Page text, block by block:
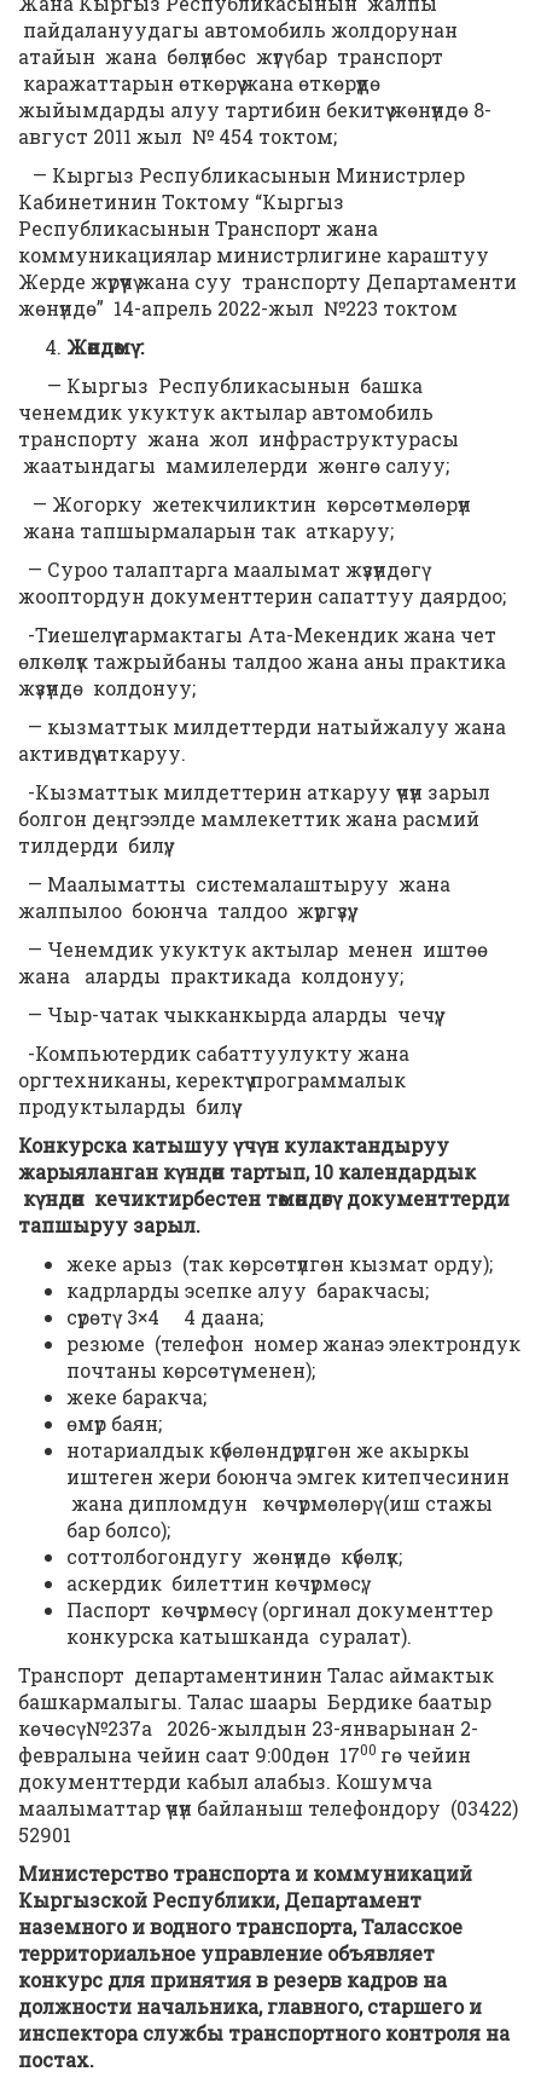
пайдалануудагы автомобиль жолдорунан
атайын жана бөлүнбөс жүгү бар транспорт
каражаттарын өткөрүү жана өткөрүүдө
жыйымдарды алуу тартибин бекитүү жөнүндө 8-
август 2011 жыл № 454 токтом;
— Кыргыз Республикасынын Министрлер
Кабинетинин Токтому “Кыргыз
Республикасынын Транспорт жана
коммуникациялар министрлигине караштуу
Жерде жүрүүчү жана суу транспорту Департаменти
жөнүндө” 14-апрель 2022-жыл №223 токтом
Жөндөмү:
— Кыргыз Республикасынын башка
ченемдик укуктук актылар автомобиль
транспорту жана жол инфраструктурасы
жаатындагы мамилелерди жөнгө салуу;
— Жогорку жетекчиликтин көрсөтмөлөрүн
жана тапшырмаларын так аткаруу;
— Суроо талаптарга маалымат жүзүндөгү
жооптордун документтерин сапаттуу даярдоо;
-Тиешелүү тармактагы Ата-Мекендик жана чет
өлкөлүк тажрыйбаны талдоо жана аны практика
жүзүндө колдонуу;
— кызматтык милдеттерди натыйжалуу жана
активдүү аткаруу.
-Кызматтык милдеттерин аткаруу үчүн зарыл
болгон деңгээлде мамлекеттик жана расмий
тилдерди билүү;
— Маалыматты системалаштыруу жана
жалпылоо боюнча талдоо жүргүзүү;
— Ченемдик укуктук актылар менен иштөө
жана аларды практикада колдонуу;
— Чыр-чатак чыкканкырда аларды чечүү;
-Компьютердик сабаттуулукту жана
оргтехниканы, керектүү программалык
продуктыларды билүү.
Конкурска катышуу үчүн кулактандыруу
жарыяланган күндөн тартып, 10 календардык
күндөн кечиктирбестен төмөндөгү документтерди
тапшыруу зарыл.
жеке арыз (так көрсөтүлгөн кызмат орду);
кадрларды эсепке алуу баракчасы;
сүрөтү 3×4 4 даана;
резюме (телефон номер жанаэ электрондук
почтаны көрсөтүү менен);
жеке баракча;
өмүр баян;
нотариалдык күбөлөндүрүлгөн же акыркы
иштеген жери боюнча эмгек китепчесинин
жана дипломдун көчүрмөлөрү (иш стажы
бар болсо);
соттолбогондугу жөнүндө күбөлүк;
аскердик билеттин көчүрмөсү;
Паспорт көчүрмөсү (оргинал документтер
конкурска катышканда суралат).
Транспорт департаментинин Талас аймактык
башкармалыгы. Талас шаары Бердике баатыр
көчөсү №237а 2026-жылдын 23-январынан 2-
февралына чейин саат 9:00дөн 1700 гө чейин
документтерди кабыл алабыз. Кошумча
маалыматтар үчүн байланыш телефондору (03422)
52901
Министерствотранспорта и коммуникаций
Кыргызской Республики, Департамент
наземного и водного транспорта, Таласское
территориальное управление объявляет
конкурс для принятия в резерв кадров на
должности начальника, главного, старшего и
инспектора службы транспортного контроля на
постах.